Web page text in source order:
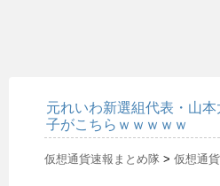
元れいわ新選組代表・山
子がこちらｗｗｗｗｗ
仮想通貨速報まとめ隊 > 仮想通貨